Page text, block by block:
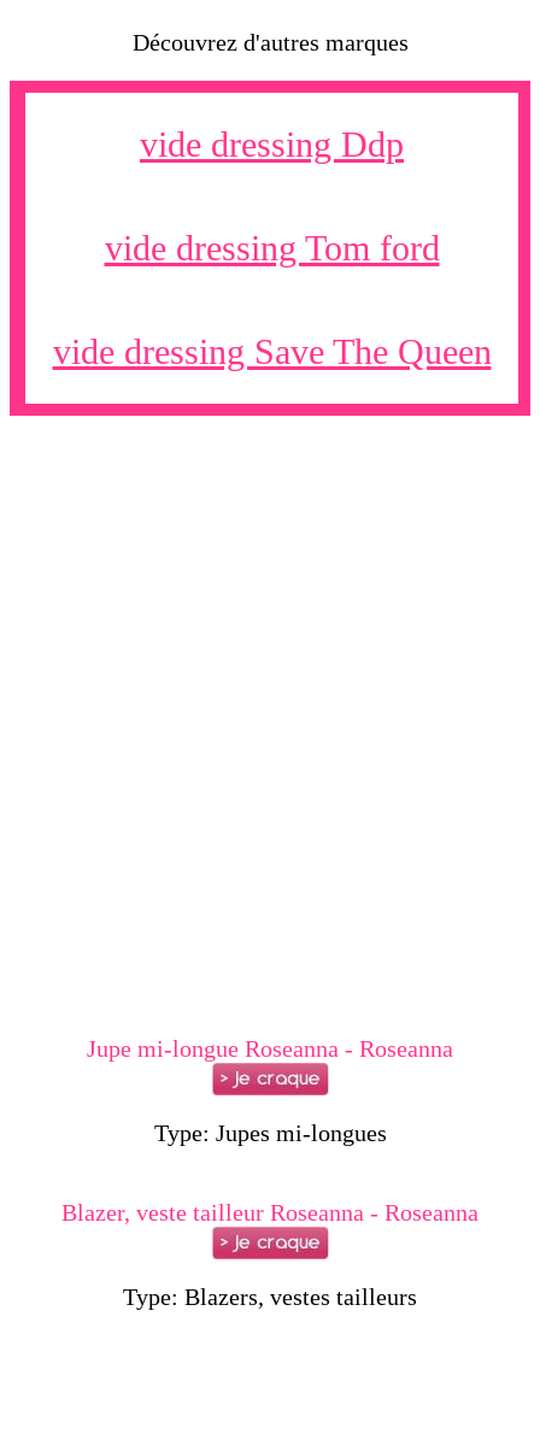
Découvrez d'autres marques
vide dressing Ddp
vide dressing Tom ford
vide dressing Save The Queen
Jupe mi-longue Roseanna - Roseanna
Type: Jupes mi-longues
Blazer, veste tailleur Roseanna - Roseanna
Type: Blazers, vestes tailleurs